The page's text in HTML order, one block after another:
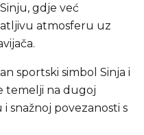
gdje već
atmosferu uz
sportski simbol Sinja i
temelji na dugoj
snažnoj povezanosti s